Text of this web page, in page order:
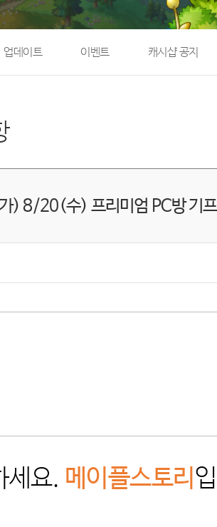
업데이트 이벤트 캐시샵 공지
) 8/20(수) 프리미엄 PC방 기
세요. 메이플스토리